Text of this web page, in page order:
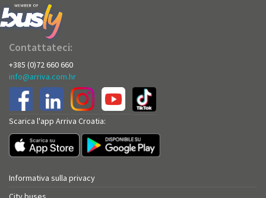
Contattateci:
+385 (0)72 660 660
info@arriva.com.hr
Scarica l'app Arriva Croatia:
Informativa sulla privacy